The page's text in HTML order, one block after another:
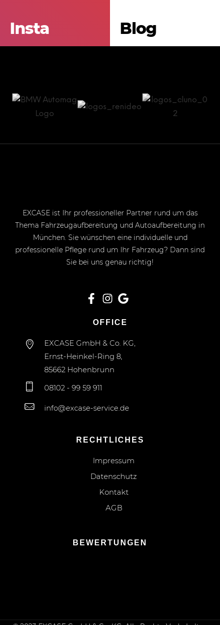
Insta Blog
EXCASE ist Ihr professioneller Partner rund um das
Thema Fahrzeugaufbereitung und Autoaufbereitung in
München. Sie wünschen eine individuelle und
professionelle Pflege rund um Ihr Fahrzeug? Dann sind
Sie bei uns genau richtig!
OFFICE
EXCASE GmbH & Co. KG,
Ernst-Heinkel-Ring 8,
85662 Hohenbrunn
08102 - 99 59 911
info@excase-service.de
RECHTLICHES
Impressum
Datenschutz
Kontakt
AGB
BEWERTUNGEN